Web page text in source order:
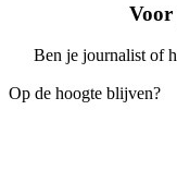
Voor
Ben je journalist of
Op de hoogte blijven?